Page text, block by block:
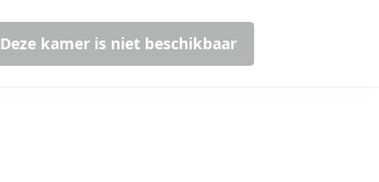
Deze kamer is niet beschikbaar